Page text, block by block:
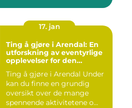
17. jan
Ting å gjøre i Arendal: En
utforskning av eventyrlige
opplevelser for den
Ting å gjøre i Arendal Under
kan du finne en grundig
oversikt over de mange
spennende aktivitetene o...